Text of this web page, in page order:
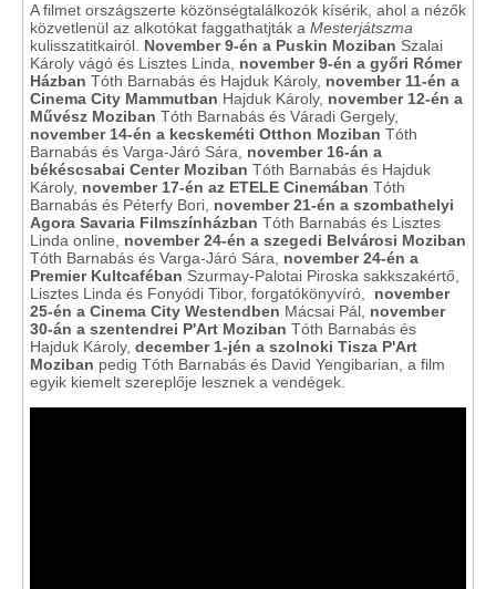
A filmet országszerte közönségtalálkozók kísérik, ahol a nézők
közvetlenül az alkotókat faggathatjták a Mesterjátszma
kulisszatitkairól. November 9-én a Puskin Moziban Szalai
Károly vágó és Lisztes Linda, november 9-én a győri Rómer
Házban Tóth Barnabás és Hajduk Károly, november 11-én a
Cinema City Mammutban Hajduk Károly, november 12-én a
Művész Moziban Tóth Barnabás és Váradi Gergely,
november 14-én a kecskeméti Otthon Moziban Tóth
Barnabás és Varga-Járó Sára, november 16-án a
békéscsabai Center Moziban Tóth Barnabás és Hajduk
Károly, november 17-én az ETELE Cinemában Tóth
Barnabás és Péterfy Bori, november 21-én a szombathelyi
Agora Savaria Filmszínházban Tóth Barnabás és Lisztes
Linda online, november 24-én a szegedi Belvárosi Moziban
Tóth Barnabás és Varga-Járó Sára,
november 24-én a
Premier Kultcaféban Szurmay-Palotai Piroska sakkszakértő,
Lisztes Linda és Fonyódi Tibor, forgatókönyvíró, november
25-én a Cinema City Westendben Mácsai Pál, november
30-án a szentendrei P'Art Moziban Tóth Barnabás és
Hajduk Károly, december 1-jén a szolnoki Tisza P'Art
Moziban pedig Tóth Barnabás és David Yengibarian, a film
egyik kiemelt szereplője lesznek a vendégek.